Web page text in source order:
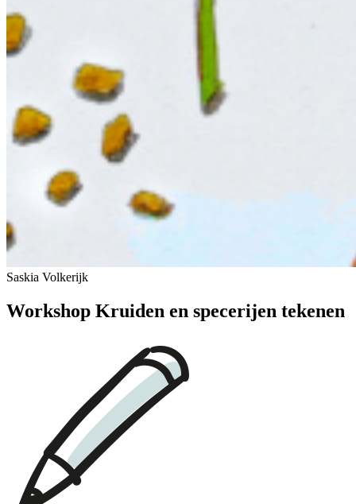
Saskia Volkerijk
Workshop Kruiden en specerijen tekenen